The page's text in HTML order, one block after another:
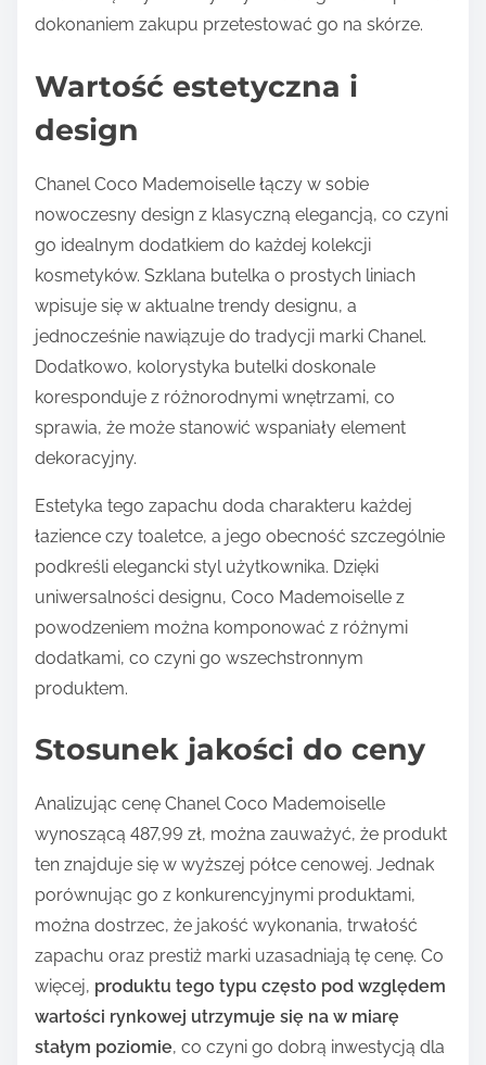
dokonaniem zakupu przetestować go na skórze.
Wartość estetyczna i
design
Chanel Coco Mademoiselle łączy w sobie
nowoczesny design z klasyczną elegancją, co czyni
go idealnym dodatkiem do każdej kolekcji
kosmetyków. Szklana butelka o prostych liniach
wpisuje się w aktualne trendy designu, a
jednocześnie nawiązuje do tradycji marki Chanel.
Dodatkowo, kolorystyka butelki doskonale
koresponduje z różnorodnymi wnętrzami, co
sprawia, że może stanowić wspaniały element
dekoracyjny.
Estetyka tego zapachu doda charakteru każdej
łazience czy toaletce, a jego obecność szczególnie
podkreśli elegancki styl użytkownika. Dzięki
uniwersalności designu, Coco Mademoiselle z
powodzeniem można komponować z różnymi
dodatkami, co czyni go wszechstronnym
produktem.
Stosunek jakości do ceny
Analizując cenę Chanel Coco Mademoiselle
wynoszącą 487,99 zł, można zauważyć, że produkt
ten znajduje się w wyższej półce cenowej. Jednak
porównując go z konkurencyjnymi produktami,
można dostrzec, że jakość wykonania, trwałość
zapachu oraz prestiż marki uzasadniają tę cenę. Co
więcej, produktu tego typu często pod względem
wartości rynkowej utrzymuje się na w miarę
stałym poziomie, co czyni go dobrą inwestycją dla